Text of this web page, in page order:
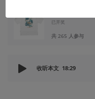
已开奖
共 265 人参与
收听本文 18:29